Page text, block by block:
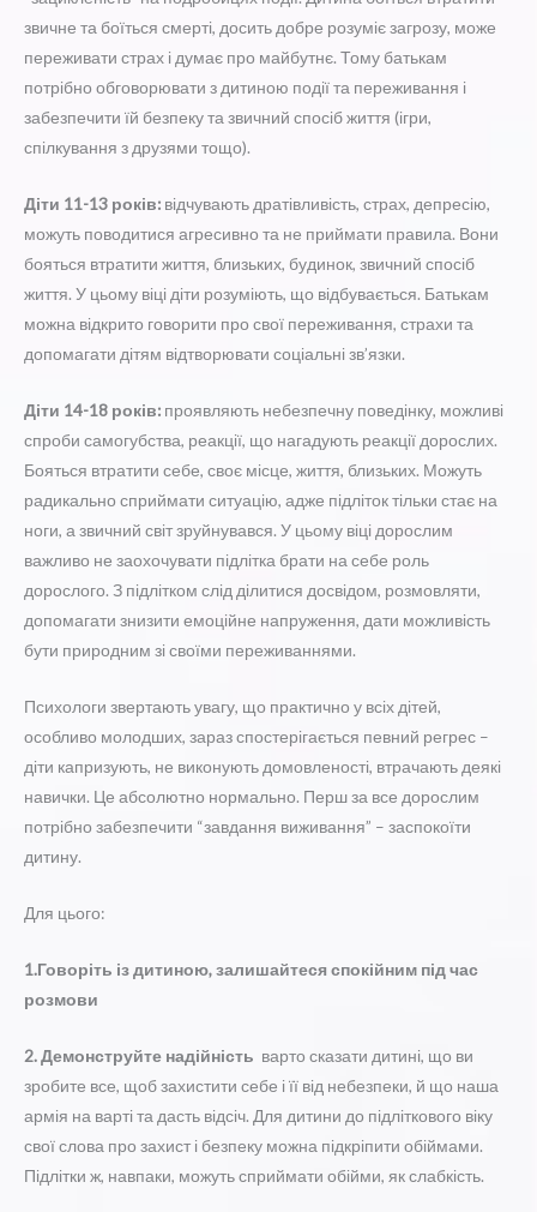
звичне та боїться смерті, досить добре розуміє загрозу, може
переживати страх і думає про майбутнє. Тому батькам
потрібно обговорювати з дитиною події та переживання і
забезпечити їй безпеку та звичний спосіб життя (ігри,
спілкування з друзями тощо).
Діти 11-13 років: відчувають дратівливість, страх, депресію,
можуть поводитися агресивно та не приймати правила. Вони
бояться втратити життя, близьких, будинок, звичний спосіб
життя. У цьому віці діти розуміють, що відбувається. Батькам
можна відкрито говорити про свої переживання, страхи та
допомагати дітям відтворювати соціальні зв’язки.
Діти 14-18 років: проявляють небезпечну поведінку, можливі
спроби самогубства, реакції, що нагадують реакції дорослих.
Бояться втратити себе, своє місце, життя, близьких. Можуть
радикально сприймати ситуацію, адже підліток тільки стає на
ноги, а звичний світ зруйнувався. У цьому віці дорослим
важливо не заохочувати підлітка брати на себе роль
дорослого. З підлітком слід ділитися досвідом, розмовляти,
допомагати знизити емоційне напруження, дати можливість
бути природним зі своїми переживаннями.
Психологи звертають увагу, що практично у всіх дітей,
особливо молодших, зараз спостерігається певний регрес –
діти капризують, не виконують домовленості, втрачають деякі
навички. Це абсолютно нормально. Перш за все дорослим
потрібно забезпечити “завдання виживання” – заспокоїти
дитину.
Для цього:
1.Говоріть із дитиною, залишайтеся спокійним під час
розмови
2. Демонструйте надійність варто сказати дитині, що ви
зробите все, щоб захистити себе і її від небезпеки, й що наша
армія на варті та дасть відсіч. Для дитини до підліткового віку
свої слова про захист і безпеку можна підкріпити обіймами.
Підлітки ж, навпаки, можуть сприймати обійми, як слабкість.